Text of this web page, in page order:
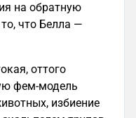
на обратную
что Белла —
оттого
фем-модель
избиение